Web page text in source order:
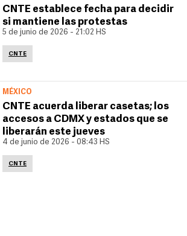
CNTE establece fecha para decidir
si mantiene las protestas
5 de junio de 2026 - 21:02 HS
CNTE
MÉXICO
CNTE acuerda liberar casetas; los
accesos a CDMX y estados que se
liberarán este jueves
4 de junio de 2026 - 08:43 HS
CNTE